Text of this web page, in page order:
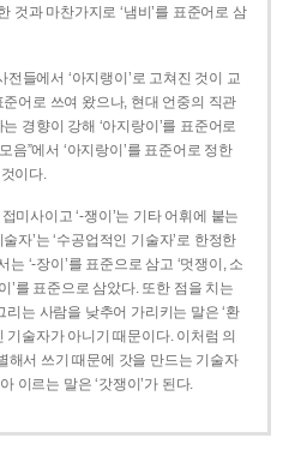
것과 마찬가지로 ‘냄비’를 표준어로 삼
전들에서 ‘아지랭이’로 고쳐진 것이 교
준어로 쓰여 왔으나, 현대 언중의 직관
경향이 강해 ‘아지랑이’를 표준어로
음”에서 ‘아지랑이’를 표준어로 정한
이다.
미사이고 ‘-쟁이’는 기타 어휘에 붙는
자’는 ‘수공업적인 기술자’로 한정한
는 ‘-장이’를 표준으로 삼고 ‘멋쟁이, 소
’를 표준으로 삼았다. 또한 점을 치는
리는 사람을 낮추어 가리키는 말은 ‘환
기술자가 아니기 때문이다. 이처럼 의
해서 쓰기 때문에 갓을 만드는 기술자
이르는 말은 ‘갓쟁이’가 된다.